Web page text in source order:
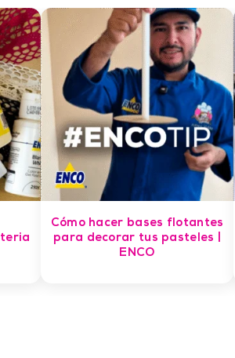
Cómo hacer bases flotantes
para decorar tus pasteles |
ENCO